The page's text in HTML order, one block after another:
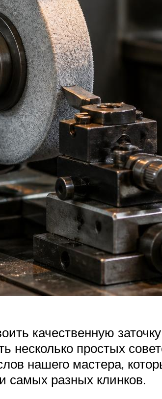
качественную
несколько простых
нашего мастера,
самых разных клинков.